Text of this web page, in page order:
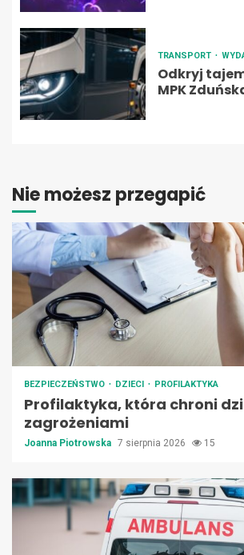
TRANSPORT
Odkryj
MPK
Nie możesz przegapić
BEZPIECZEŃSTWO DZIECI PROFILAKTYKA
Profilaktyka, która chroni
zagrożeniami
Joanna Piotrowska 7 sierpnia 2026 15